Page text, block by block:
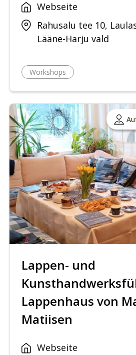
Webseite
Rahusalu tee 10,
Lääne-Harju vald
Workshops
Lappen- und
Lappenhaus von
Matiisen
Webseite